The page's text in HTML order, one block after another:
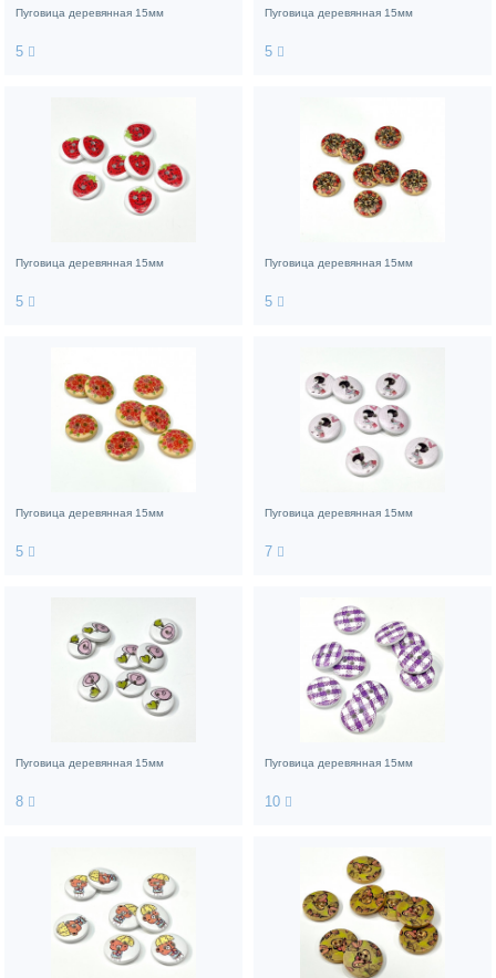
Пуговица деревянная 15мм
5
Пуговица деревянная 15мм
5
Пуговица деревянная 15мм
5
Пуговица деревянная 15мм
5
Пуговица деревянная 15мм
5
Пуговица деревянная 15мм
7
Пуговица деревянная 15мм
8
Пуговица деревянная 15мм
10